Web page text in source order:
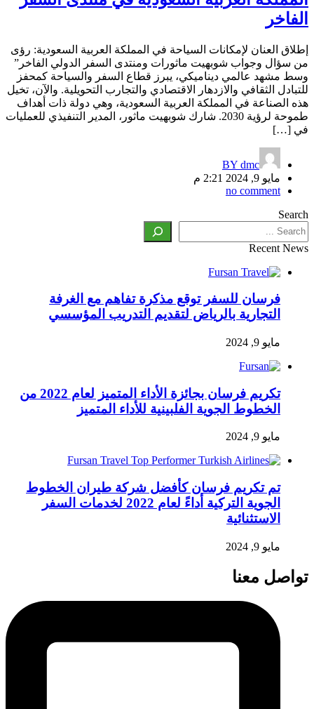
الفاخر
إطلاق العنان لإمكانات السياحة في المملكة العربية السعودية: رؤى
من سؤال وجواب شوبهيت ماثورات ومنتدى السفر الدولي الفاخر”
وسط مشهد عالمي ديناميكي، يبرز قطاع السفر والسياحة كمحفز
للتبادل الثقافي والازدهار الاقتصادي والتجارب التحويلية. والآن، تخيل
هذه الصناعة في المملكة العربية السعودية، وهي دولة ذات أهداف
طموحة لرؤية 2030. شارك شوبهيت ماثور، المدير التنفيذي للعمليات
في […]
BY dmc
مايو 9, 2024 2:21 م
no comment
Search
Recent News
فرسان للسفر توقع مذكرة تفاهم مع الغرفة
التجارية بالرياض لتقديم التدريب المؤسسي
مايو 9, 2024
تكريم فرسان بجائزة الأداء المتميز لعام 2022 من
الخطوط الجوية الفلبينية للأداء المتميز
مايو 9, 2024
تم تكريم فرسان كأفضل شركة طيران الخطوط
الجوية التركية أداءً لعام 2022 لخدمات السفر
الاستثنائية
مايو 9, 2024
تواصل معنا